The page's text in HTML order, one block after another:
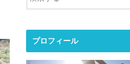
プロフィール